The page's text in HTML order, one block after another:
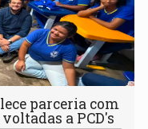
parceria com
a PCD's